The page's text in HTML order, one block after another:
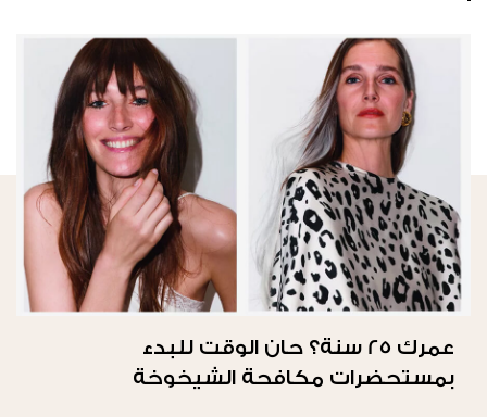
عمرك 25 سنة؟ حان الوقت للبدء
بمستحضرات مكافحة الشيخوخة